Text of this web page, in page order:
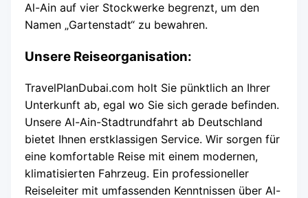
Al-Ain auf vier Stockwerke begrenzt, um den
Namen „Gartenstadt“ zu bewahren.
Unsere Reiseorganisation:
TravelPlanDubai.com holt Sie pünktlich an Ihrer
Unterkunft ab, egal wo Sie sich gerade befinden.
Unsere Al-Ain-Stadtrundfahrt ab Deutschland
bietet Ihnen erstklassigen Service. Wir sorgen für
eine komfortable Reise mit einem modernen,
klimatisierten Fahrzeug. Ein professioneller
Reiseleiter mit umfassenden Kenntnissen über Al-